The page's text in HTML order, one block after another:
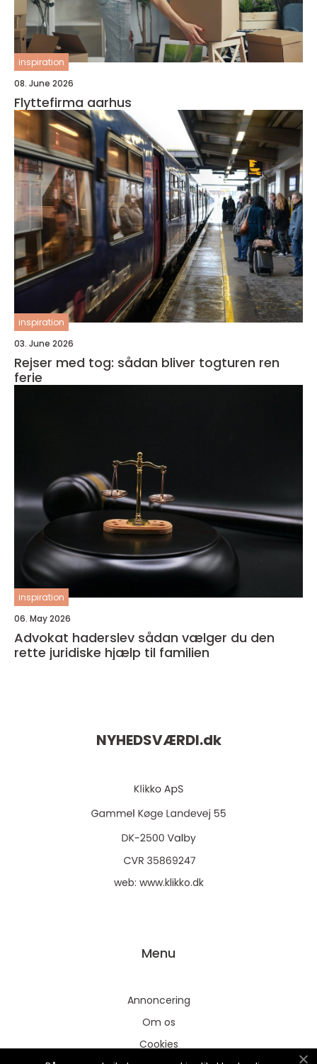
inspiration
08. June 2026
Flyttefirma aarhus
inspiration
03. June 2026
Rejser med tog: sådan bliver togturen ren
ferie
inspiration
06. May 2026
Advokat haderslev sådan vælger du den
rette juridiske hjælp til familien
NYHEDSVÆRDI.dk
web: www.klikko.dk
Menu
Annoncering
Om os
Cookies